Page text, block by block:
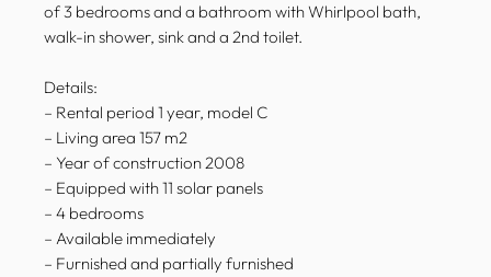
of 3 bedrooms and a bathroom with Whirlpool bath,
walk-in shower, sink and a 2nd toilet.
Details:
– Rental period 1 year, model C
– Living area 157 m2
– Year of construction 2008
– Equipped with 11 solar panels
– 4 bedrooms
– Available immediately
– Furnished and partially furnished